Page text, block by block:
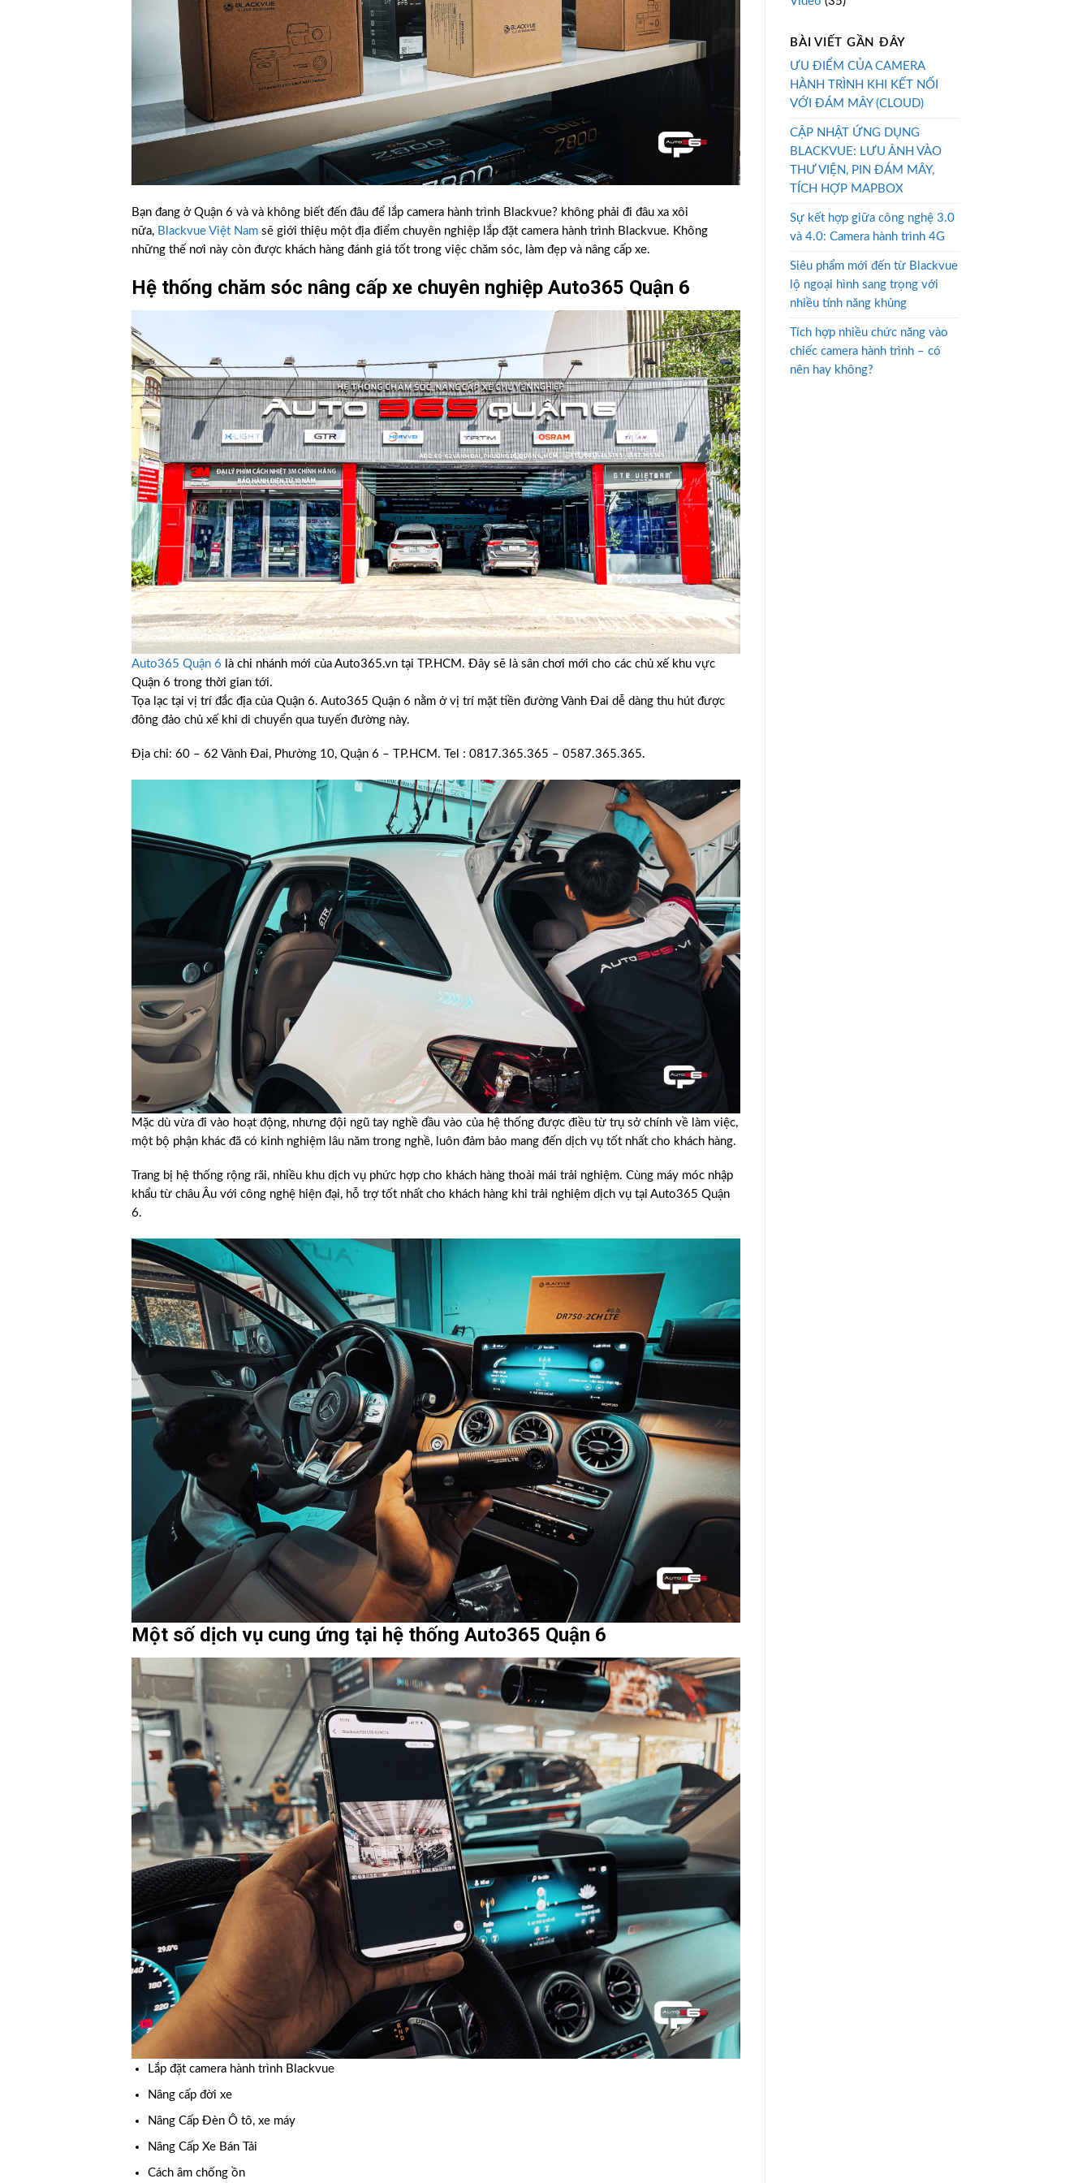
Bạn đang ở Quận 6 và và không biết đến đâu để lắp camera hành trình Blackvue? không phải đi đâu xa xôi
nữa, Blackvue Việt Nam sẽ giới thiệu một địa điểm chuyên nghiệp lắp đặt camera hành trình Blackvue. Không
những thế nơi này còn được khách hàng đánh giá tốt trong việc chăm sóc, làm đẹp và nâng cấp xe.
Hệ thống chăm sóc nâng cấp xe chuyên nghiệp Auto365 Quận 6
Auto365 Quận 6 là chi nhánh mới của Auto365.vn tại TP.HCM. Đây sẽ là sân chơi mới cho các chủ xế khu vực
Quận 6 trong thời gian tới.
Tọa lạc tại vị trí đắc địa của Quận 6. Auto365 Quận 6 nằm ở vị trí mặt tiền đường Vành Đai dễ dàng thu hút được
đông đảo chủ xế khi di chuyển qua tuyến đường này.
Địa chỉ: 60 – 62 Vành Đai, Phường 10, Quận 6 – TP.HCM. Tel : 0817.365.365 – 0587.365.365.
Mặc dù vừa đi vào hoạt động, nhưng đội ngũ tay nghề đầu vào của hệ thống được điều từ trụ sở chính về làm việc,
một bộ phận khác đã có kinh nghiệm lâu năm trong nghề, luôn đảm bảo mang đến dịch vụ tốt nhất cho khách hàng.
Trang bị hệ thống rộng rãi, nhiều khu dịch vụ phức hợp cho khách hàng thoải mái trải nghiệm. Cùng máy móc nhập
khẩu từ châu Âu với công nghệ hiện đại, hỗ trợ tốt nhất cho khách hàng khi trải nghiệm dịch vụ tại Auto365 Quận
6.
Một số dịch vụ cung ứng tại hệ thống Auto365 Quận 6
Lắp đặt camera hành trình Blackvue
Nâng cấp đời xe
Nâng Cấp Đèn Ô tô, xe máy
Nâng Cấp Xe Bán Tải
Cách âm chống ồn
BÀI VIẾT GẦN ĐÂY
ƯU ĐIỂM CỦA CAMERA
HÀNH TRÌNH KHI KẾT NỐI
VỚI ĐÁM MÂY (CLOUD)
CẬP NHẬT ỨNG DỤNG
BLACKVUE: LƯU ẢNH VÀO
THƯ VIỆN, PIN ĐÁM MÂY,
TÍCH HỢP MAPBOX
Sự kết hợp giữa công nghệ 3.0
và 4.0: Camera hành trình 4G
Siêu phẩm mới đến từ Blackvue
lộ ngoại hình sang trọng với
nhiều tính năng khủng
Tích hợp nhiều chức năng vào
chiếc camera hành trình – có
nên hay không?